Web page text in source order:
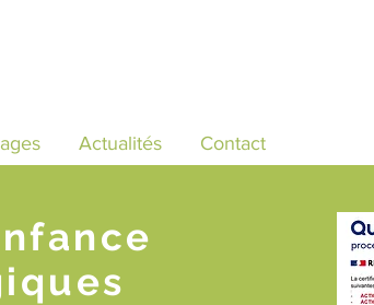
Actualités Contact